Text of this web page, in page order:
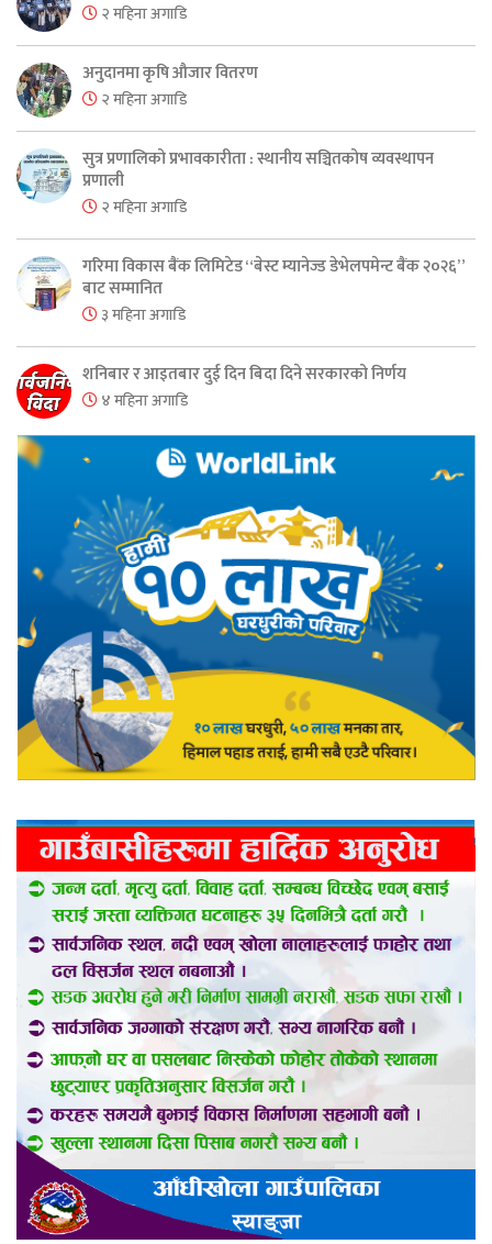
२ महिना अगाडि
अनुदानमा कृषि औजार वितरण
२ महिना अगाडि
सुत्र प्रणालिको प्रभावकारीता : स्थानीय सञ्चितकोष व्यवस्थापन
प्रणाली
२ महिना अगाडि
गरिमा विकास बैंक लिमिटेड “बेस्ट म्यानेज्ड डेभेलपमेन्ट बैंक २०२६”
बाट सम्मानित
३ महिना अगाडि
शनिबार र आइतबार दुई दिन बिदा दिने सरकारको निर्णय
४ महिना अगाडि